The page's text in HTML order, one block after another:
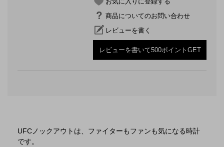
商品についてのお問い合わせ
レビューを書く
レビューを書いて500ポイントGET
UFCノックアウトは、ファイターもファンも気になる時計
です。